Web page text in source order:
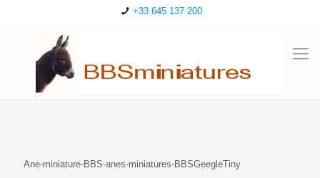
+33 645 137 200
Ane-miniature-BBS-anes-miniatures-BBSGeegleTiny